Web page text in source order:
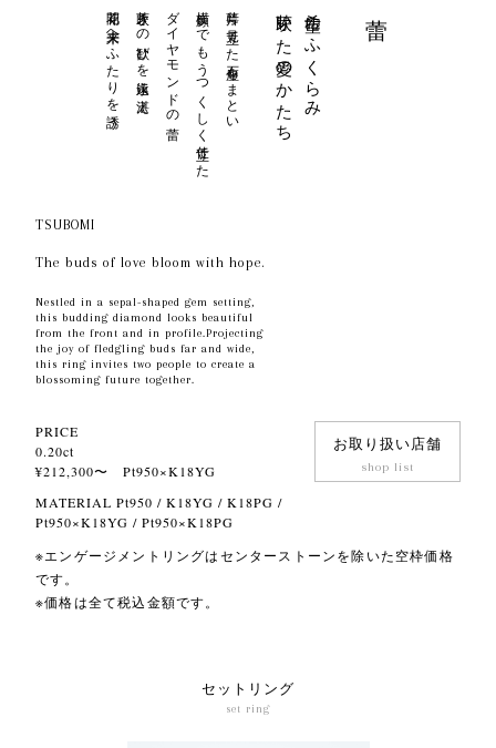
希望にふくらみ
芽吹いた愛のかたち
萼片に見立てた石座をまとい
横顔までもうつくしく仕立てた
ダイヤモンドの蕾
芽吹きの歓びを永遠に湛え
花開く未来へふたりを誘う
TSUBOMI
The buds of love bloom with hope.
Nestled in a sepal-shaped gem setting,
this budding diamond looks beautiful
from the front and in profile.Projecting
the joy of fledgling buds far and wide,
this ring invites two people to create a
blossoming future together.
PRICE
0.20ct
¥212,300〜 Pt950×K18YG
MATERIAL Pt950 / K18YG / K18PG /
Pt950×K18YG / Pt950×K18PG
お取り扱い店舗
shop list
※エンゲージメントリングはセンターストーンを除いた空枠価格
です。
※価格は全て税込金額です。
セットリング
set ring